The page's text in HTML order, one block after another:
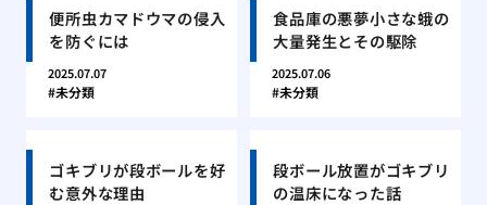
便所虫カマドウマの侵入
を防ぐには
2025.07.07
未分類
食品庫の悪夢小さな蛾の
大量発生とその駆除
2025.07.06
未分類
ゴキブリが段ボールを好
む意外な理由
段ボール放置がゴキブリ
の温床になった話